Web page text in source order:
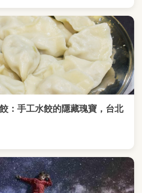
：手工水餃的隱藏瑰寶，台北